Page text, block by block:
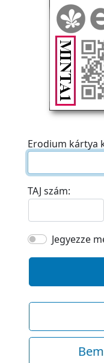
Erodium kártya
TAJ szám:
Jegyezze